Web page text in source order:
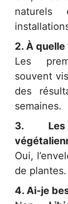
naturels
2. À
Les
souvent
des
semaines.
3. Les
Oui,
de plantes.
4. Ai-je